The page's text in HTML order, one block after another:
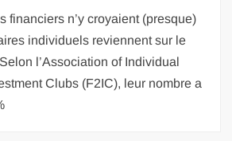
financiers n’y croyaient (presque)
individuels reviennent sur le
l’Association of Individual
Clubs (F2IC), leur nombre a